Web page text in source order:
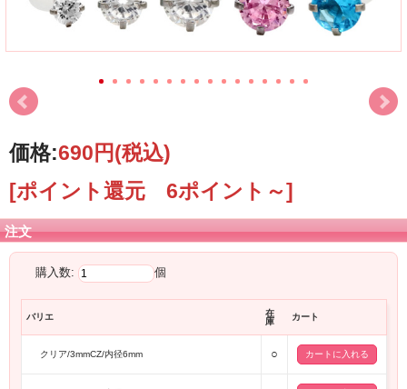
価格:690円(税込)
[ポイント還元 6ポイント～]
注文
購入数: 個
バリエ
在
庫
カート
クリア/3mmCZ/内径6mm ○